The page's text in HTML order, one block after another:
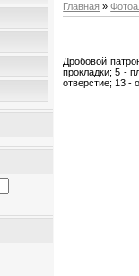
Главная »
Дробовой
прокладки; 5 -
отверстие; 13 -